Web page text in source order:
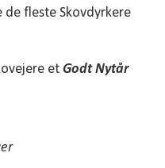
de fleste Skovdyrkere
et Godt Nytår